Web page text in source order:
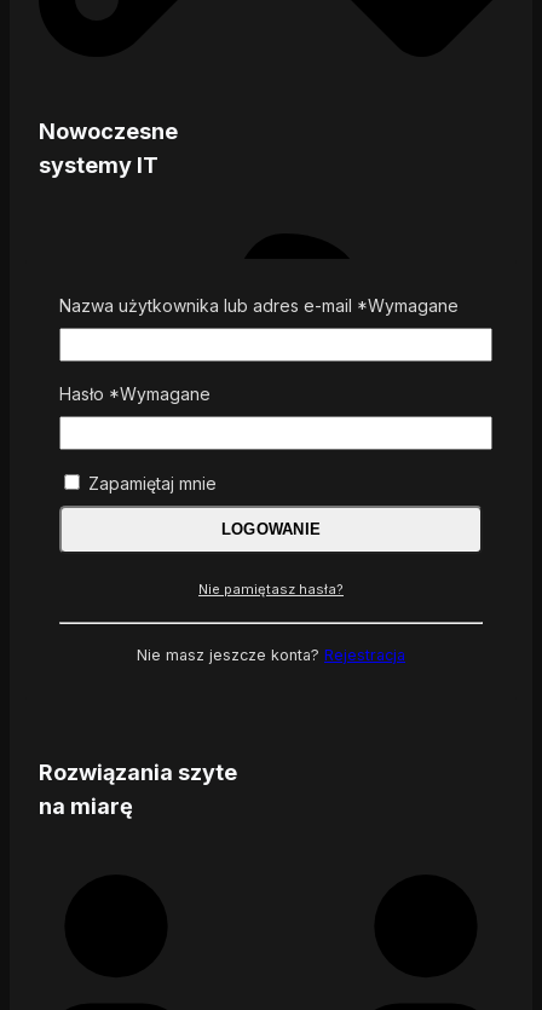
Nowoczesne
systemy IT
Rozwiązania szyte
na miarę
Nazwa użytkownika lub adres e-mail *Wymagane
Hasło *Wymagane
Zapamiętaj mnie
LOGOWANIE
Nie pamiętasz hasła?
Nie masz jeszcze konta? Rejestracja